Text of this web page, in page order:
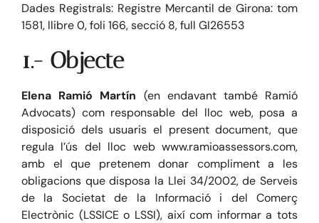
Dades Registrals: Registre Mercantil de Girona: tom
1581, llibre 0, foli 166, secció 8, full GI26553
1.- Objecte
Elena Ramió Martín (en endavant també Ramió
Advocats) com responsable del lloc web, posa a
disposició dels usuaris el present document, que
regula l’ús del lloc web www.ramioassessors.com,
amb el que pretenem donar compliment a les
obligacions que disposa la Llei 34/2002, de Serveis
de la Societat de la Informació i del Comerç
Electrònic (LSSICE o LSSI), així com informar a tots